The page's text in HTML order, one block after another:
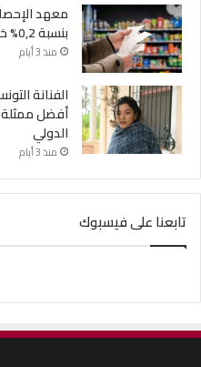
معهد
بنسبة 0,2% خلال شهر جويلية 2026
منذ 3 أيام
الفنانة
أفضل
الدولي
منذ 3 أيام
تابعنا على فيسبوك